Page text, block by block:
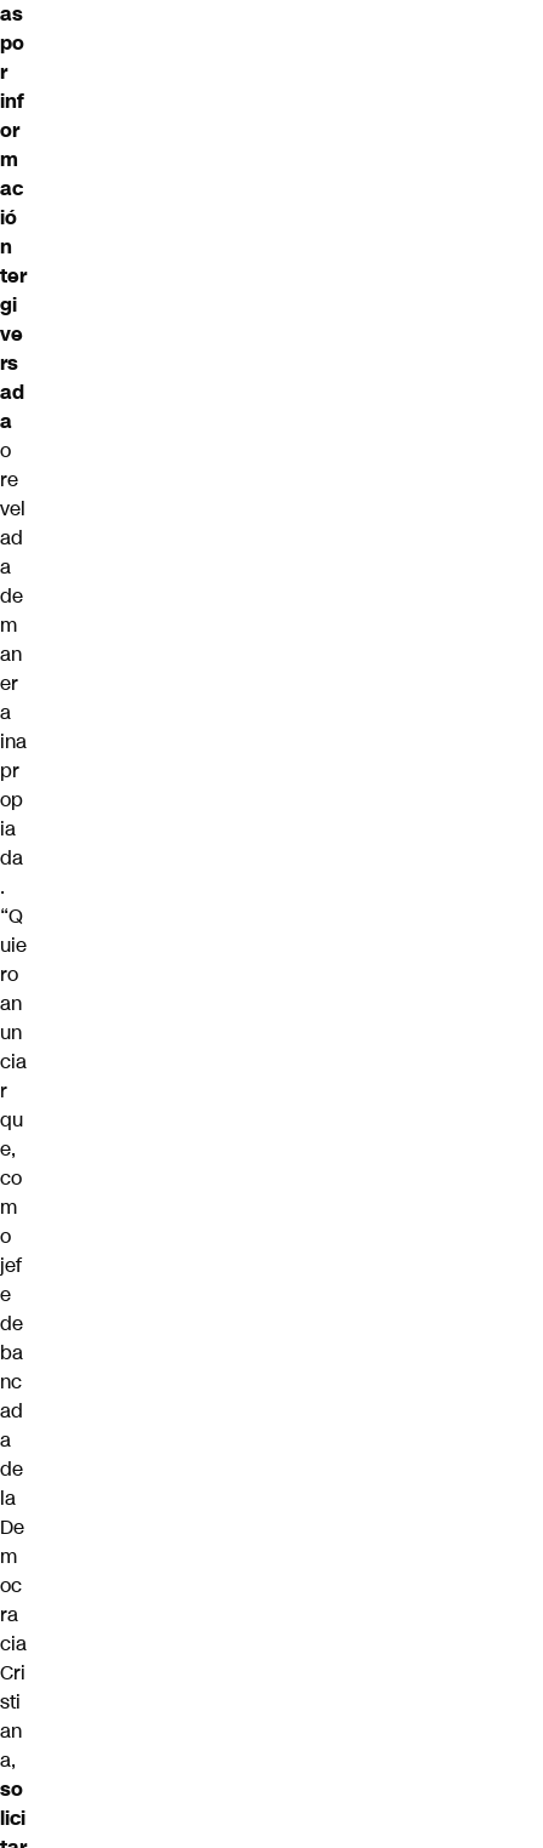
as
po
r
inf
or
m
ac
ió
n
ter
gi
ve
rs
ad
a
o
re
vel
ad
a
de
m
an
er
a
ina
pr
op
ia
da
.
“Q
uie
ro
an
un
cia
r
qu
e,
co
m
o
jef
e
de
ba
nc
ad
a
de
la
De
m
oc
ra
cia
Cri
sti
an
a,
so
lici